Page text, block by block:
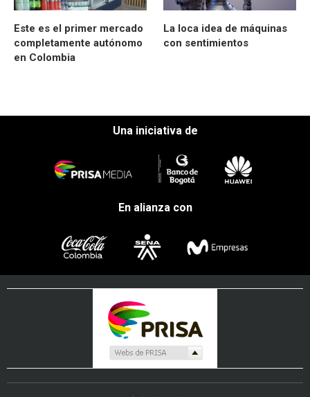
Este es el primer mercado
completamente autónomo
en Colombia
La loca idea de máquinas
con sentimientos
Una iniciativa de
En alianza con